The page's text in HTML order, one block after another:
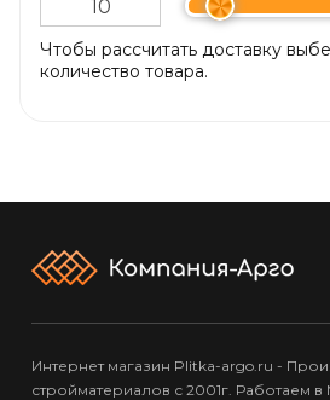
Чтобы рассчитать доставку
количество товара.
Интернет магазин Plitka-argo.ru -
стройматериалов с 2001г. Работаем